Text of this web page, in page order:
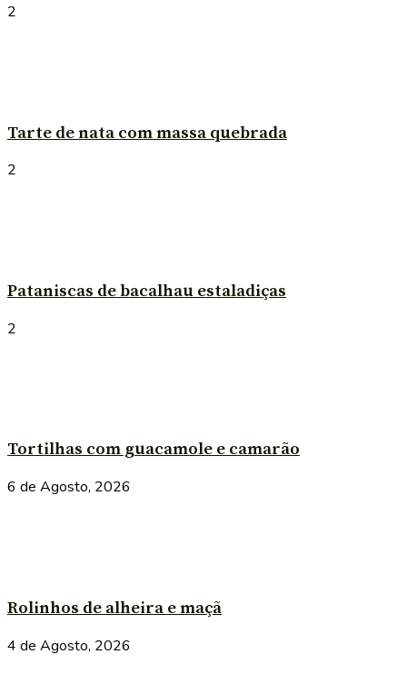
2
Tarte de nata com massa quebrada
2
Pataniscas de bacalhau estaladiças
2
Tortilhas com guacamole e camarão
6 de Agosto, 2026
Rolinhos de alheira e maçã
4 de Agosto, 2026